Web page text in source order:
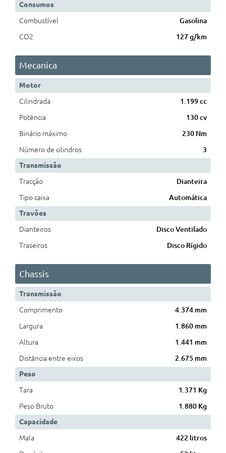
Consumos
Combustível
Gasolina
CO2
127 g/km
Mecanica
Motor
Cilindrada
1.199 cc
Potência
130 cv
Binário máximo
230 Nm
Número de cilindros
3
Transmissão
Tracção
Dianteira
Tipo caixa
Automática
Travões
Dianteiros
Disco Ventilado
Traseiros
Disco Rígido
Chassis
Transmissão
Comprimento
4.374 mm
Largura
1.860 mm
Altura
1.441 mm
Distância entre eixos
2.675 mm
Peso
Tara
1.371 Kg
Peso Bruto
1.880 Kg
Capacidade
Mala
422 litros